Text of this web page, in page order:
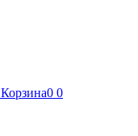
Корзина0 0